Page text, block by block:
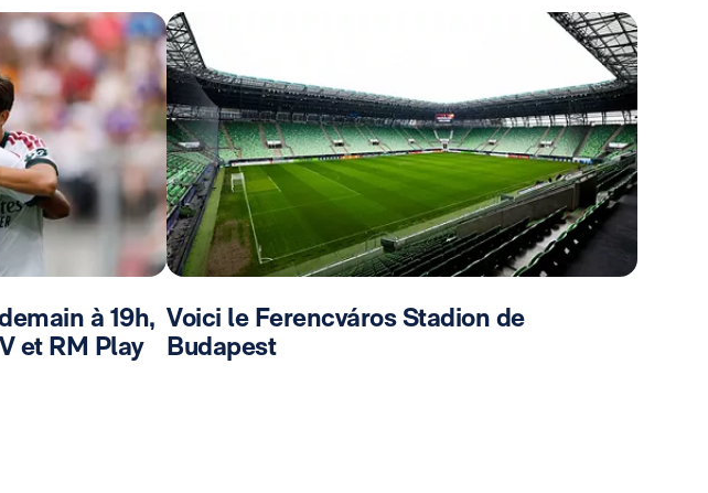
à 19h,
et RM Play
Voici le Ferencváros Stadion de
Budapest